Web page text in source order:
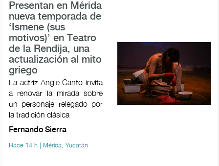
Presentan en Mérida
nueva temporada de
‘Ismene (sus
motivos)’ en Teatro
de la Rendija, una
actualización al mito
griego
La actriz Angie Canto invita
a renovar la mirada sobre
un personaje relegado por
la tradición clásica
Fernando Sierra
Hace 14 h | Mérida, Yucatán